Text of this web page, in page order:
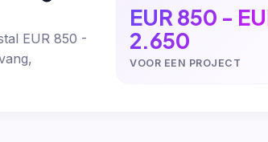
EUR 850 -
EUR 850 -
2.650
VOOR EEN PROJECT